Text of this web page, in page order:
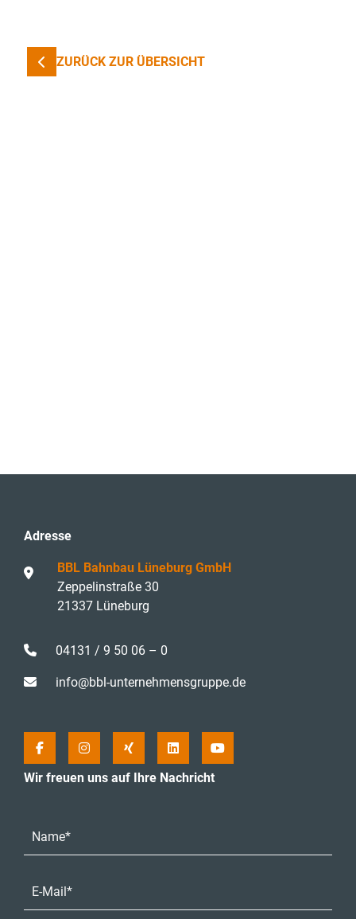
ZURÜCK ZUR ÜBERSICHT
Wir freuen uns auf Ihre Nachricht
Adresse
BBL Bahnbau Lüneburg GmbH
Zeppelinstraße 30
21337 Lüneburg
04131 / 9 50 06 – 0
info@bbl-unternehmensgruppe.de